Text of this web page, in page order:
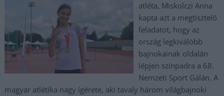
atléta, Miskolczi Anna
kapta azt a megtisztelő
feladatot, hogy az
ország legkiválóbb
bajnokainak oldalán
lépjen színpadra a 68.
Nemzeti Sport Gálán. A
magyar atlétika nagy ígérete, aki tavaly három világbajnoki